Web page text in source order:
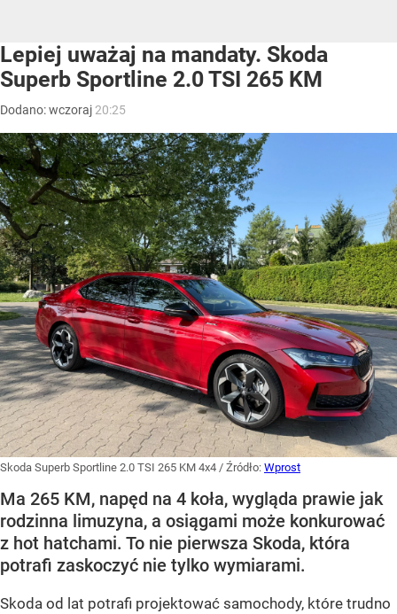
Lepiej uważaj na mandaty. Skoda
Superb Sportline 2.0 TSI 265 KM
Dodano:wczoraj 20:25
Skoda Superb Sportline 2.0 TSI 265 KM 4x4 / Źródło: Wprost
Ma 265 KM, napęd na 4 koła, wygląda prawie jak
rodzinna limuzyna, a osiągami może konkurować
z hot hatchami. To nie pierwsza Skoda, która
potrafi zaskoczyć nie tylko wymiarami.
Skoda od lat potrafi projektować samochody, które trudno